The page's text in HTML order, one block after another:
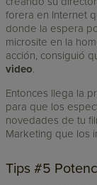
forera en Internet
donde la espera
microsite en la
acción, consiguió
video.
Entonces llega la
para que los
novedades de tu
Marketing que los
Tips #5